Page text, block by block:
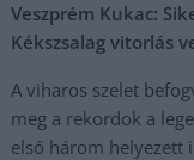
Veszprém Kukac:
Kékszsalag vitorlás
A viharos szelet
meg a rekordok a
első három helyezett